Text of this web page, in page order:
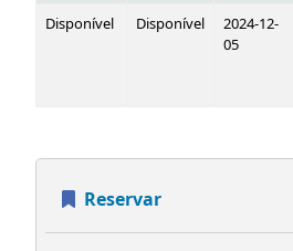
Disponível
Disponível
2024-12-
05
Reservar